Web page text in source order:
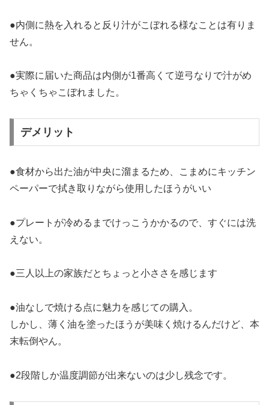
●内側に熱を入れると反り汁がこぼれる様なことは有りま
せん。
●実際に届いた商品は内側が1番高くて逆弓なりで汁がめ
ちゃくちゃこぼれました。
デメリット
●食材から出た油が中央に溜まるため、こまめにキッチン
ペーパーで拭き取りながら使用したほうがいい
●プレートが冷めるまでけっこうかかるので、すぐには洗
えない。
●三人以上の家族だとちょっと小ささを感じます
●油なしで焼ける点に魅力を感じての購入。
しかし、薄く油を塗ったほうが美味く焼けるんだけど、本
末転倒やん。
●2段階しか温度調節が出来ないのは少し残念です。